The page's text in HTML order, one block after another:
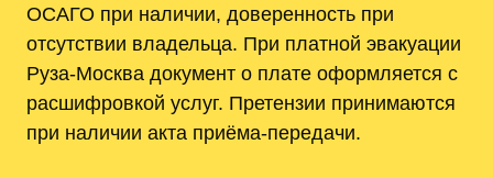
ОСАГО при наличии, доверенность при
отсутствии владельца. При платной эвакуации
Руза-Москва документ о плате оформляется с
расшифровкой услуг. Претензии принимаются
при наличии акта приёма-передачи.